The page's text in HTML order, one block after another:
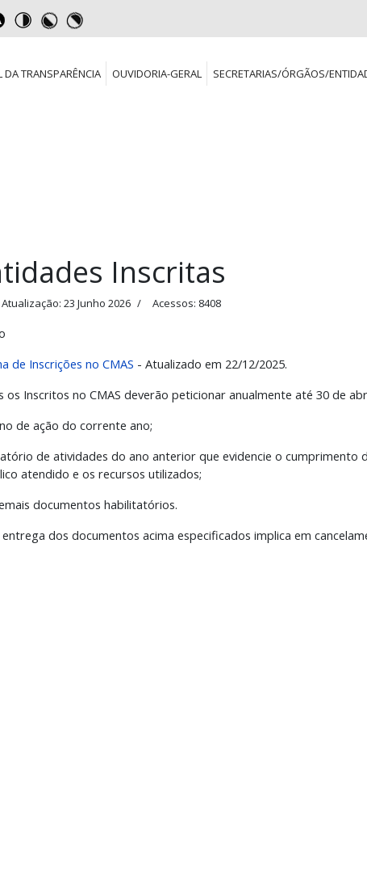
DA TRANSPARÊNCIA OUVIDORIA-GERAL SECRETARIAS/ÓRGÃOS/
Inscritas
23 Junho 2026 Acessos: 8408
de Inscrições no CMAS - Atualizado em 22/12/2025.
os Inscritos no CMAS deverão peticionar anualmente até 30 de
de ação do corrente ano;
de atividades do ano anterior que evidencie o cumprimento
atendido e os recursos utilizados;
documentos habilitatórios.
entrega dos documentos acima especificados implica em